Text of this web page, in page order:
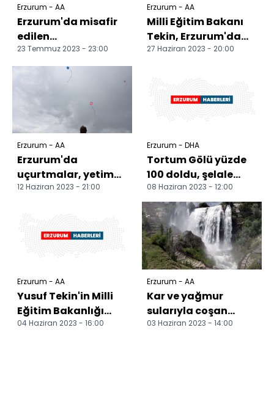
Erzurum - AA
Erzurum'da misafir
edilen
depremzedeler
Tortum Şelalesi'ni
23 Temmuz 2023 - 23:00
Erzurum - AA
Milli Eğitim Bakanı
Tekin, Erzurum'da
konuştu:
27 Haziran 2023 - 20:00
Erzurum - AA
Erzurum'da
uçurtmalar, yetim
ve depremzede
12 Haziran 2023 - 21:00
Erzurum - DHA
Tortum Gölü yüzde
100 doldu, şelale
coştu
08 Haziran 2023 - 12:00
Erzurum - AA
Yusuf Tekin'in Milli
Eğitim Bakanlığı
görevi baba
04 Haziran 2023 - 16:00
Erzurum - AA
Kar ve yağmur
sularıyla coşan
Tortum Şelalesi
03 Haziran 2023 - 14:00